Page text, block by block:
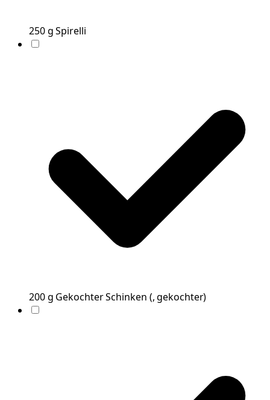
250g Spirelli
200g Gekochter Schinken (, gekochter)